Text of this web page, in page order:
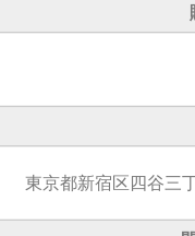
東京都新宿区四谷三